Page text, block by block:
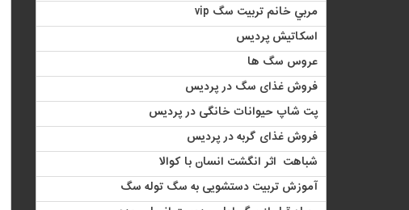
مربي خانم تربيت سگ vip
اسکاتیش پردیس
عروس سگ ها
فروش غذای سگ در پردیس
پت شاپ حیوانات خانگی در پردیس
فروش غذای گربه در پردیس
شباهت اثر انگشت انسان با کوالا
آموزش تربیت دستشویی به سگ توله سگ